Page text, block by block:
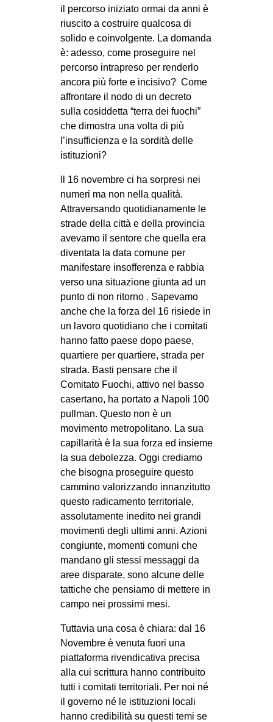
il percorso iniziato ormai da anni è
riuscito a costruire qualcosa di
solido e coinvolgente. La domanda
è: adesso, come proseguire nel
percorso intrapreso per renderlo
ancora più forte e incisivo? Come
affrontare il nodo di un decreto
sulla cosiddetta “terra dei fuochi”
che dimostra una volta di più
l’insufficienza e la sordità delle
istituzioni?
Il 16 novembre ci ha sorpresi nei
numeri ma non nella qualità.
Attraversando quotidianamente le
strade della città e della provincia
avevamo il sentore che quella era
diventata la data comune per
manifestare insofferenza e rabbia
verso una situazione giunta ad un
punto di non ritorno . Sapevamo
anche che la forza del 16 risiede in
un lavoro quotidiano che i comitati
hanno fatto paese dopo paese,
quartiere per quartiere, strada per
strada. Basti pensare che il
Comitato Fuochi, attivo nel basso
casertano, ha portato a Napoli 100
pullman. Questo non è un
movimento metropolitano. La sua
capillarità è la sua forza ed insieme
la sua debolezza. Oggi crediamo
che bisogna proseguire questo
cammino valorizzando innanzitutto
questo radicamento territoriale,
assolutamente inedito nei grandi
movimenti degli ultimi anni. Azioni
congiunte, momenti comuni che
mandano gli stessi messaggi da
aree disparate, sono alcune delle
tattiche che pensiamo di mettere in
campo nei prossimi mesi.
Tuttavia una cosa è chiara: dal 16
Novembre è venuta fuori una
piattaforma rivendicativa precisa
alla cui scrittura hanno contribuito
tutti i comitati territoriali. Per noi né
il governo né le istituzioni locali
hanno credibilità su questi temi se